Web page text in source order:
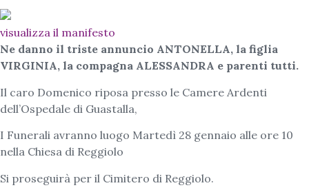
visualizza il manifesto
Ne danno il triste annuncio ANTONELLA, la figlia
VIRGINIA, la compagna ALESSANDRA e parenti tutti.
Il caro Domenico riposa presso le Camere Ardenti
dell’Ospedale di Guastalla,
I Funerali avranno luogo Martedì 28 gennaio alle ore 10
nella Chiesa di Reggiolo
Si proseguirà per il Cimitero di Reggiolo.